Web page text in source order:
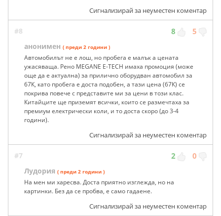
Сигнализирай за неуместен коментар
#8 8 5
анонимен ( преди 2 години )
Автомобилът не е лош, но пробега е малък а цената
ужасяваща. Рено MEGANE E-TECH имаха промоция (може
още да е актуална) за прилично оборудван автомобил за
67К, като пробега е доста подобен, а тази цена (67К) се
покрива повече с представите ми за цени в този клас.
Китайците ще приземят всички, които се размечтаха за
премиум електрически коли, и то доста скоро (до 3-4
години).
Сигнализирай за неуместен коментар
#7 2 0
Лудория ( преди 2 години )
На мен ми харесва. Доста приятно изглежда, но на
картинки. Без да се пробва, е само гадаене.
Сигнализирай за неуместен коментар